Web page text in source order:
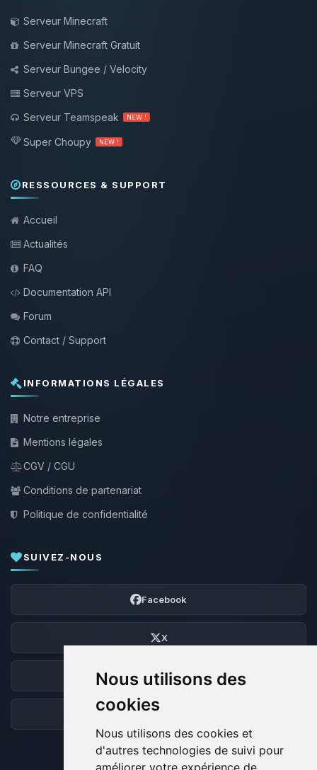
Nous utilisons des
cookies
Nous utilisons des cookies et
d'autres technologies de suivi pour
améliorer votre expérience de
Serveur Minecraft
Serveur Minecraft Gratuit
Serveur Bungee / Velocity
Serveur VPS
Serveur Teamspeak
NEW !
Super Choupy NEW !
RESSOURCES & SUPPORT
Accueil
Actualités
FAQ
Documentation API
Forum
Contact / Support
INFORMATIONS LÉGALES
Notre entreprise
Mentions légales
CGV / CGU
Conditions de partenariat
Politique de confidentialité
SUIVEZ-NOUS
Facebook
X
Discord
Forum